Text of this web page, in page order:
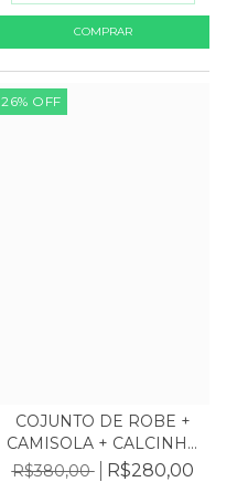
26% OFF
COJUNTO DE ROBE +
CAMISOLA + CALCINHA
AZ...
R$380,00 R$280,00